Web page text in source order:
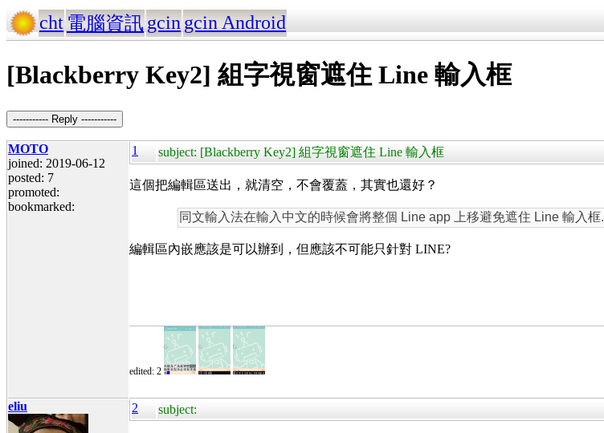
cht 電腦資訊 gcin gcin Android
[Blackberry Key2] 組字視窗遮住 Line 輸入框
----------- Reply -----------
MOTO
joined: 2019-06-12
posted: 7
promoted:
bookmarked:
1 subject: [Blackberry Key2] 組字視窗遮住 Line 輸入框
這個把編輯區送出，就清空，不會覆蓋，其實也還好？
同文輸入法在輸入中文的時候會將整個 Line app 上移避免遮住 Line 輸入框.
編輯區內嵌應該是可以辦到，但應該不可能只針對 LINE?
edited: 2
eliu 2 subject: